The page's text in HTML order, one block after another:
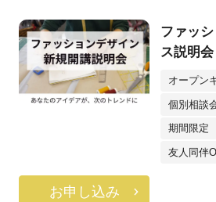
ファッ
ス説明会
オープン
個別相談
期間限定
友人同伴
お申し込み